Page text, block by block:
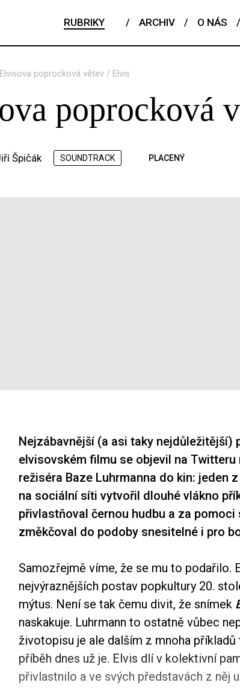
RUBRIKY / ARCHIV / O NÁS /
Elvisova poprocková větev / Elvis
poprocková
Špičák SOUNDTRACK PLACENÝ
Nejzábavnější (a asi taky nejdůležitější)
elvisovském filmu se objevil na
režiséra Baze Luhrmanna do kin: jeden
na sociální síti vytvořil dlouhé vlákno
přivlastňoval černou hudbu a za
změkčoval do podoby snesitelné i pro
Samozřejmě víme, že se mu to podařilo.
nejvýraznějších postav popkultury 20.
mýtus. Není se tak čemu divit, že snímek
naskakuje. Luhrmann to ostatně vůbec
životopisu je ale dalším z mnoha
příběh dnes už je. Elvis dlí v kolektivní
přivlastnilo a ve svých představách z něj